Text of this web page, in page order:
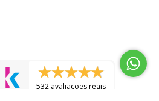
532 avaliações reais